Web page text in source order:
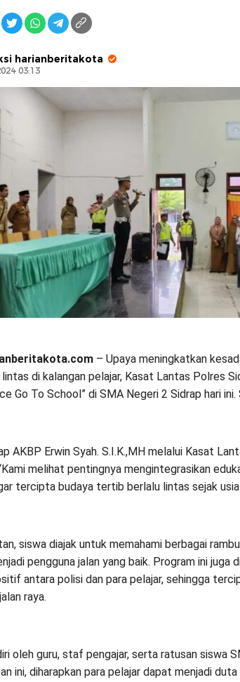
harianberitakota
03:13
– Upaya meningkatkan
di kalangan pelajar, Kasat Lantas Polres
Go To School” di SMA Negeri 2 Sidrap hari
AKBP Erwin Syah. S.I.K.,MH melalui Kasat
melihat pentingnya mengintegrasikan
tercipta budaya tertib berlalu lintas sejak
siswa diajak untuk memahami berbagai
pengguna jalan yang baik. Program ini juga
antara polisi dan para pelajar, sehingga
raya.
oleh guru, staf pengajar, serta ratusan siswa
ini, diharapkan para pelajar dapat menjadi